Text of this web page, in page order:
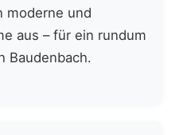
moderne und
aus – für ein rundum
Baudenbach.